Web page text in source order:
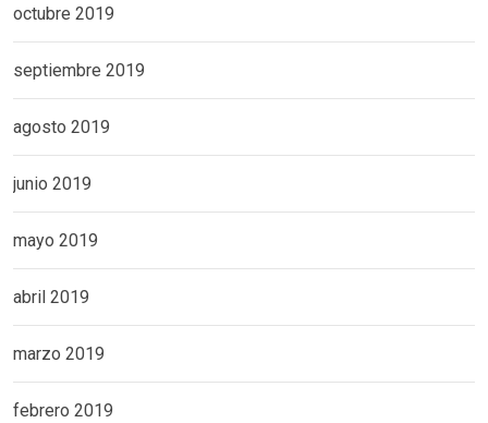
octubre 2019
septiembre 2019
agosto 2019
junio 2019
mayo 2019
abril 2019
marzo 2019
febrero 2019